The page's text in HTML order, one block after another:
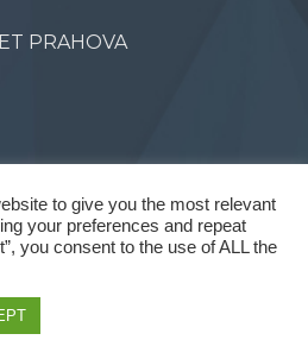
PRAHOVA
2003
to give you the most relevant
your preferences and repeat
you consent to the use of ALL the